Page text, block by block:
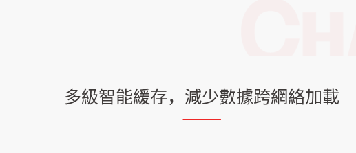
多級智能緩存，減少數據跨網絡加載